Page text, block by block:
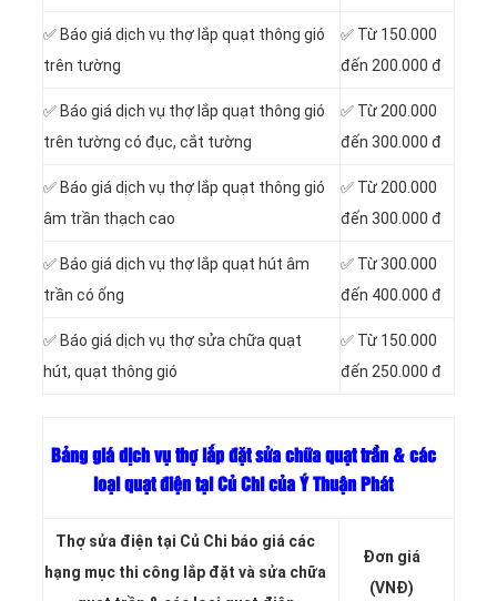
✅ Báo giá dịch vụ thợ lắp quạt thông gió
trên tường
✅ Từ 150.000
đến 200.000 đ
✅ Báo giá dịch vụ thợ lắp quạt thông gió
trên tường có đục, cắt tường
✅ Từ 200.000
đến 300.000 đ
✅ Báo giá dịch vụ thợ lắp quạt thông gió
âm trần thạch cao
✅ Từ 200.000
đến 300.000 đ
✅ Báo giá dịch vụ thợ lắp quạt hút âm
trần có ống
✅ Từ 300.000
đến 400.000 đ
✅ Báo giá dịch vụ thợ sửa chữa quạt
hút, quạt thông gió
✅ Từ 150.000
đến 250.000 đ
Bảng giá dịch vụ thợ lắp đặt sửa chữa quạt trần & các
loại quạt điện tại Củ Chi của Ý Thuận Phát
Thợ sửa điện tại Củ Chi báo giá các
hạng mục thi công lắp đặt và sửa chữa
Đơn giá
(VNĐ)